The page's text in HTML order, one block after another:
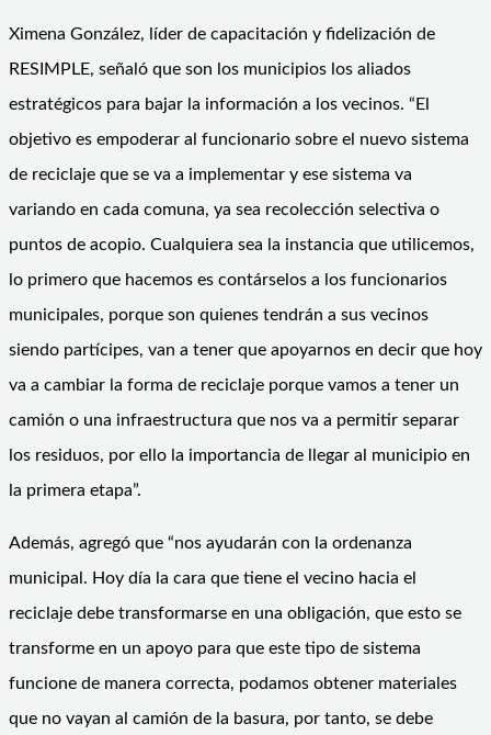
Ximena González, líder de capacitación y fidelización de
RESIMPLE, señaló que son los municipios los aliados
estratégicos para bajar la información a los vecinos. “El
objetivo es empoderar al funcionario sobre el nuevo sistema
de reciclaje que se va a implementar y ese sistema va
variando en cada comuna, ya sea recolección selectiva o
puntos de acopio. Cualquiera sea la instancia que utilicemos,
lo primero que hacemos es contárselos a los funcionarios
municipales, porque son quienes tendrán a sus vecinos
siendo partícipes, van a tener que apoyarnos en decir que hoy
va a cambiar la forma de reciclaje porque vamos a tener un
camión o una infraestructura que nos va a permitir separar
los residuos, por ello la importancia de llegar al municipio en
la primera etapa”.
Además, agregó que “nos ayudarán con la ordenanza
municipal. Hoy día la cara que tiene el vecino hacia el
reciclaje debe transformarse en una obligación, que esto se
transforme en un apoyo para que este tipo de sistema
funcione de manera correcta, podamos obtener materiales
que no vayan al camión de la basura, por tanto, se debe